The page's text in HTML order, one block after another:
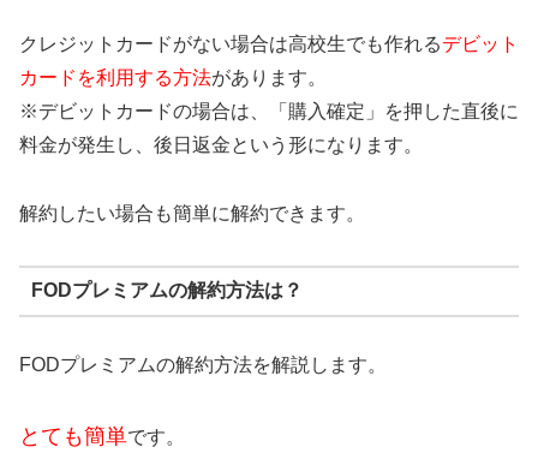
クレジットカードがない場合は高校生でも作れるデビット
カードを利用する方法があります。
※デビットカードの場合は、「購入確定」を押した直後に
料金が発生し、後日返金という形になります。
解約したい場合も簡単に解約できます。
FODプレミアムの解約方法は？
FODプレミアムの解約方法を解説します。
とても簡単です。